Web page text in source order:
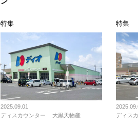
特集
2025.09.01
ディスカウンター
大黒天物産
特集
ディス